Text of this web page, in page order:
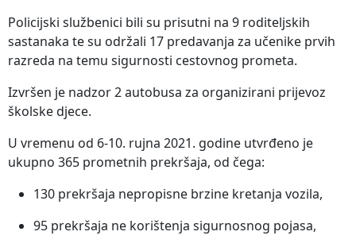
Policijski službenici bili su prisutni na 9 roditeljskih
sastanaka te su održali 17 predavanja za učenike prvih
razreda na temu sigurnosti cestovnog prometa.
Izvršen je nadzor 2 autobusa za organizirani prijevoz
školske djece.
U vremenu od 6-10. rujna 2021. godine utvrđeno je
ukupno 365 prometnih prekršaja, od čega:
130 prekršaja nepropisne brzine kretanja vozila,
95 prekršaja ne korištenja sigurnosnog pojasa,